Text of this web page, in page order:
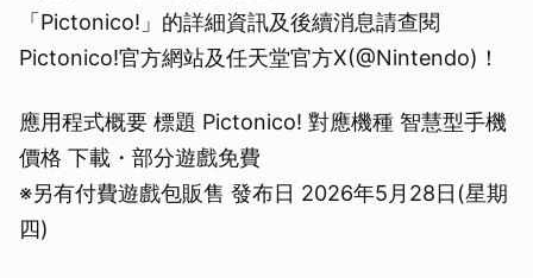
「Pictonico!」的詳細資訊及後續消息請查閱
Pictonico!官方網站及任天堂官方X(@Nintendo)！
應用程式概要 標題 Pictonico! 對應機種 智慧型手機
價格 下載・部分遊戲免費
※另有付費遊戲包販售 發布日 2026年5月28日(星期
四)